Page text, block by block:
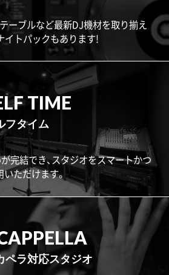
ーブルなど最新DJ機材を取り揃え
イトパックもあります!
TIME
フタイム
完結でき、スタジオをスマートかつ
ただけます。
ペラ対応スタジオ